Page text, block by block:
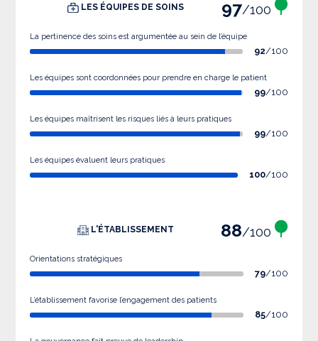
LES ÉQUIPES DE SOINS 97/100
La pertinence des soins est argumentée au sein de l’équipe
92/100
Les équipes sont coordonnées pour prendre en charge le patient
99/100
Les équipes maîtrisent les risques liés à leurs pratiques
99/100
Les équipes évaluent leurs pratiques
100/100
L'ÉTABLISSEMENT 88/100
Orientations stratégiques
79/100
L’établissement favorise l’engagement des patients
85/100